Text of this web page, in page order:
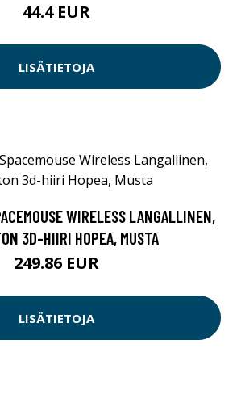
44.4 EUR
LISÄTIETOJA
WIRELESS LANGALLINEN,
3D-HIIRI HOPEA, MUSTA
249.86 EUR
LISÄTIETOJA